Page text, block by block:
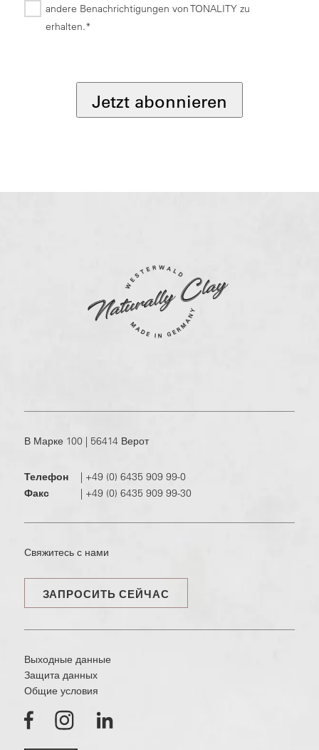
andere Benachrichtigungen von TONALITY zu
erhalten.*
Jetzt abonnieren
В Марке 100 | 56414 Верот
Телефон | +49 (0) 6435 909 99-0
Факс
| +49 (0) 6435 909 99-30
Свяжитесь с нами
ЗАПРОСИТЬ СЕЙЧАС
Выходные данные
Защита данных
Общие условия